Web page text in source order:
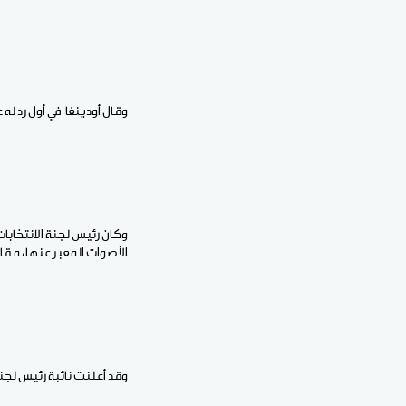
وقال أودينغا في أول رد
الأصوات المعبر عنها، مقابل 48.85% حصل عليها منافسه الأبرز رايلا أودينغا المدعوم من الرئيس منتهي الولاية
وقد أعلنت نائبة رئيس لجنة الانتخابات أنها و3 آخرين من أعضاء